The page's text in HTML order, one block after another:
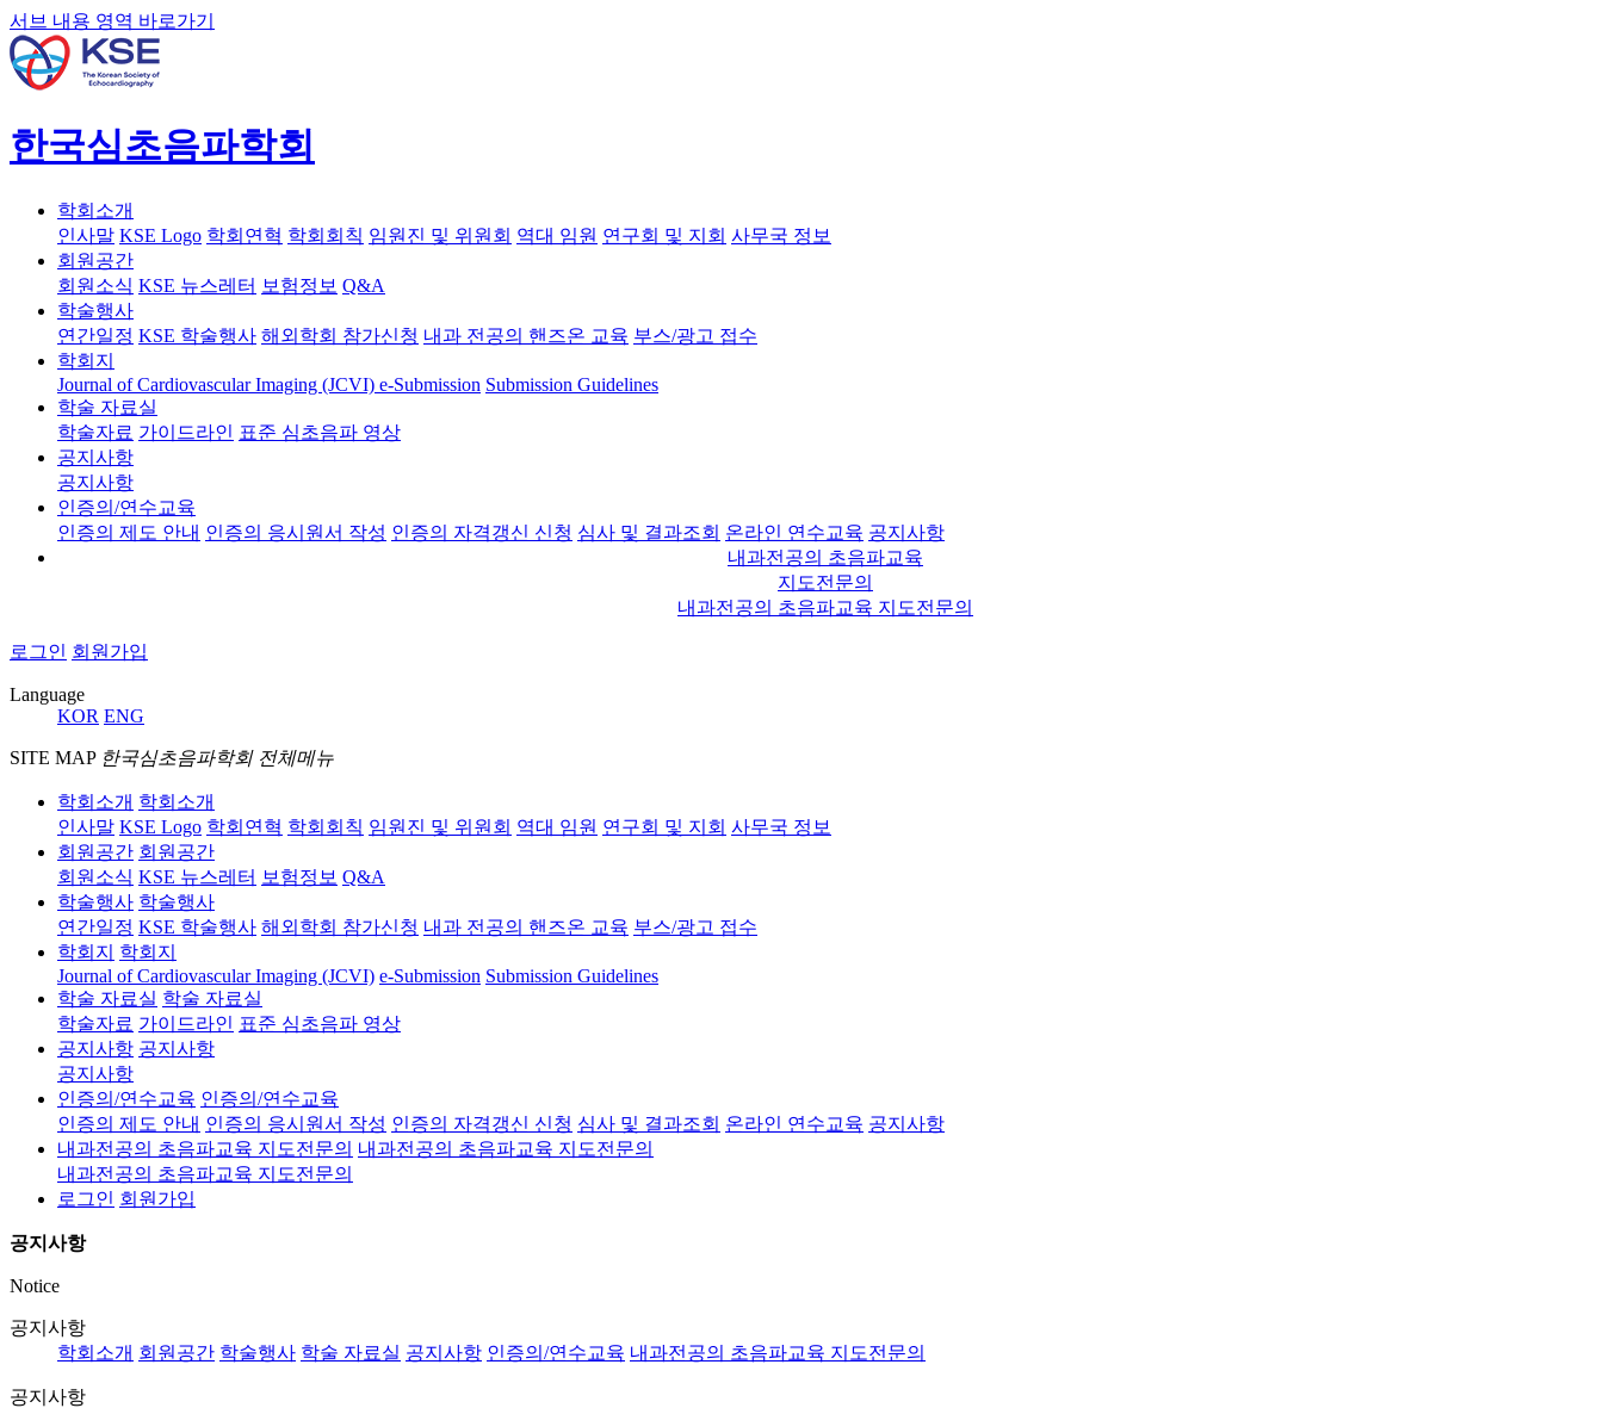
서브 내용 영역 바로가기
한국심초음파학회
학회소개
인사말 KSE Logo 학회연혁 학회회칙 임원진 및 위원회 역대 임원 연구회 및 지회 사무국 정보
회원공간
회원소식 KSE 뉴스레터 보험정보 Q&A
학술행사
연간일정 KSE 학술행사 해외학회 참가신청 내과 전공의 핸즈온 교육 부스/광고 접수
학회지
Journal of Cardiovascular Imaging (JCVI) e-Submission Submission Guidelines
학술 자료실
학술자료 가이드라인 표준 심초음파 영상
공지사항
공지사항
인증의/연수교육
인증의 제도 안내 인증의 응시원서 작성 인증의 자격갱신 신청 심사 및 결과조회 온라인 연수교육 공지사항
내과전공의 초음파교육
지도전문의
내과전공의 초음파교육 지도전문의
로그인 회원가입
Language
KOR ENG
SITE MAP 한국심초음파학회 전체메뉴
학회소개 학회소개
인사말 KSE Logo 학회연혁 학회회칙 임원진 및 위원회 역대 임원 연구회 및 지회 사무국 정보
회원공간 회원공간
회원소식 KSE 뉴스레터 보험정보 Q&A
학술행사 학술행사
연간일정 KSE 학술행사 해외학회 참가신청 내과 전공의 핸즈온 교육 부스/광고 접수
학회지
학회지
Journal of Cardiovascular Imaging (JCVI) e-Submission Submission Guidelines
학술 자료실 학술 자료실
학술자료 가이드라인 표준 심초음파 영상
공지사항 공지사항
공지사항
인증의/연수교육 인증의/연수교육
인증의 제도 안내 인증의 응시원서 작성 인증의 자격갱신 신청 심사 및 결과조회 온라인 연수교육 공지사항
내과전공의 초음파교육 지도전문의 내과전공의 초음파교육 지도전문의
내과전공의 초음파교육 지도전문의
로그인 회원가입
공지사항
Notice
공지사항
학회소개 회원공간 학술행사 학술 자료실 공지사항 인증의/연수교육 내과전공의 초음파교육 지도전문의
공지사항